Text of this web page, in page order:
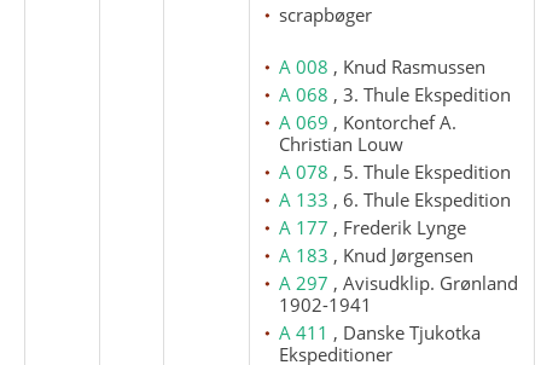
scrapbøger
A 008 , Knud Rasmussen
A 068 , 3. Thule Ekspedition
A 069 , Kontorchef A.
Christian Louw
A 078 , 5. Thule Ekspedition
A 133 , 6. Thule Ekspedition
A 177 , Frederik Lynge
A 183 , Knud Jørgensen
A 297 , Avisudklip. Grønland
1902-1941
A 411 , Danske Tjukotka
Ekspeditioner